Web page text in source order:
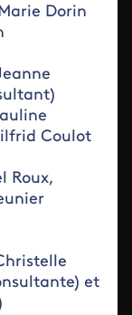
Dorin
Coulot
Roux,
et